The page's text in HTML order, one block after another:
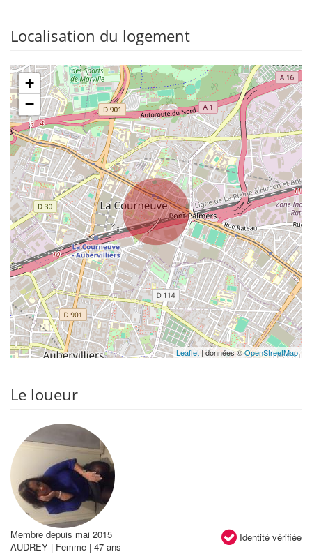
Localisation du logement
+
−
Leaflet | données ©OpenStreetMap
Le loueur
Identité vérifiée
Membre depuis mai 2015
AUDREY | Femme | 47 ans